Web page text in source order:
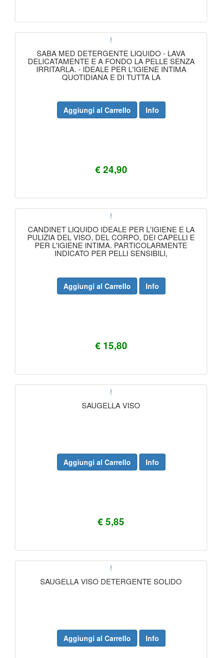
!
SABA MED DETERGENTE LIQUIDO - LAVA
DELICATAMENTE E A FONDO LA PELLE SENZA
IRRITARLA. - IDEALE PER L'IGIENE INTIMA
QUOTIDIANA E DI TUTTA LA
€ 24,90
Aggiungi al Carrello Info
!
CANDINET LIQUIDO IDEALE PER L'IGIENE E LA
PULIZIA DEL VISO, DEL CORPO, DEI CAPELLI E
PER L'IGIENE INTIMA. PARTICOLARMENTE
INDICATO PER PELLI SENSIBILI,
€ 15,80
Aggiungi al Carrello Info
!
SAUGELLA VISO
€ 5,85
Aggiungi al Carrello Info
!
SAUGELLA VISO DETERGENTE SOLIDO
Aggiungi al Carrello Info